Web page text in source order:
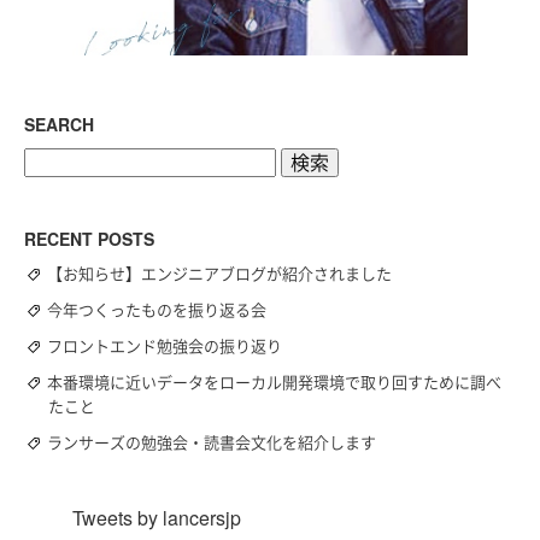
SEARCH
RECENT POSTS
【お知らせ】エンジニアブログが紹介されました
今年つくったものを振り返る会
フロントエンド勉強会の振り返り
本番環境に近いデータをローカル開発環境で取り回すために調べ
たこと
ランサーズの勉強会・読書会文化を紹介します
Tweets by lancersjp